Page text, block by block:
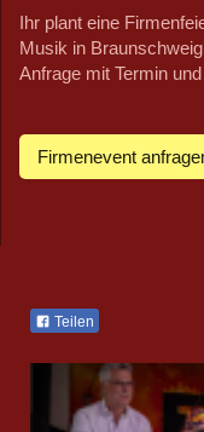
Ihr plant eine
Musik in
Anfrage mit Termin
Firmenevent
Teilen